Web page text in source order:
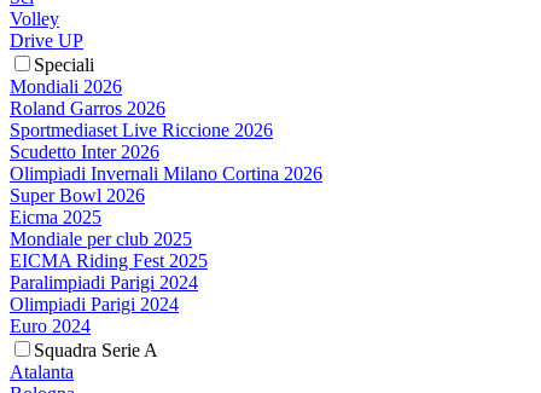
Volley
Drive UP
Speciali
Mondiali 2026
Roland Garros 2026
Sportmediaset Live Riccione 2026
Scudetto Inter 2026
Olimpiadi Invernali Milano Cortina 2026
Super Bowl 2026
Eicma 2025
Mondiale per club 2025
EICMA Riding Fest 2025
Paralimpiadi Parigi 2024
Olimpiadi Parigi 2024
Euro 2024
Squadra Serie A
Atalanta